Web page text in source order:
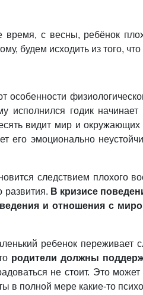
с весны, ребёнок
будем исходить из того,
годик
видит мир и
его эмоционально
следствием плохого
развития. В кризисе
и отношения с
ребенок
родители должны
не стоит. Это
полной мере какие-то